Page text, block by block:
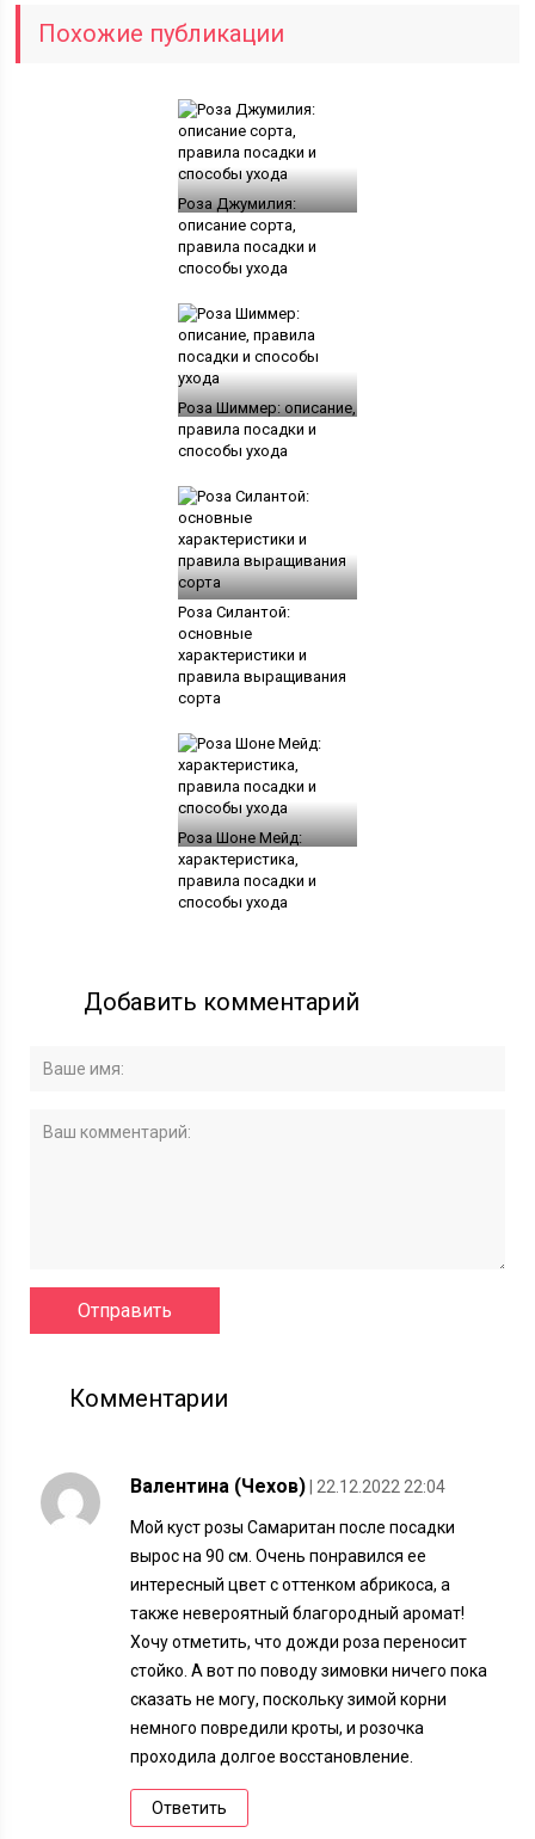
Похожие публикации
Роза Джумилия:
описание сорта,
правила посадки и
способы ухода
Роза Шиммер: описание,
правила посадки и
способы ухода
Роза Силантой:
основные
характеристики и
правила выращивания
сорта
Роза Шоне Мейд:
характеристика,
правила посадки и
способы ухода
Добавить комментарий
Комментарии
Валентина (Чехов) | 22.12.2022 22:04
Мой куст розы Самаритан после посадки
вырос на 90 см. Очень понравился ее
интересный цвет с оттенком абрикоса, а
также невероятный благородный аромат!
Хочу отметить, что дожди роза переносит
стойко. А вот по поводу зимовки ничего пока
сказать не могу, поскольку зимой корни
немного повредили кроты, и розочка
проходила долгое восстановление.
Ответить